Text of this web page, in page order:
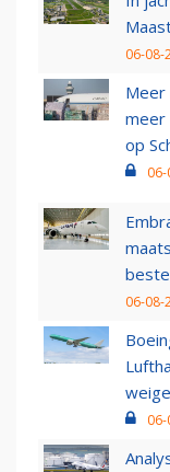
06-08-
meer
op
06-08-